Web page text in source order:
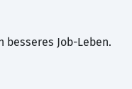
Job-Leben.